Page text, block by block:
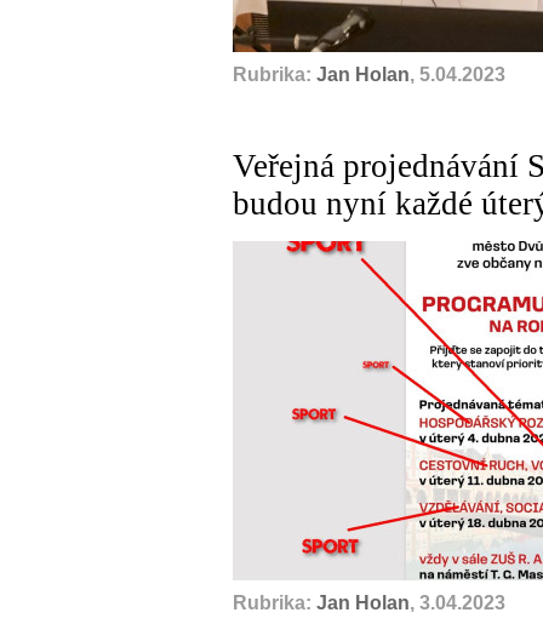
Rubrika: Jan Holan, 5.04.2023
Veřejná projednávání
budou nyní každé
Rubrika: Jan Holan, 3.04.2023